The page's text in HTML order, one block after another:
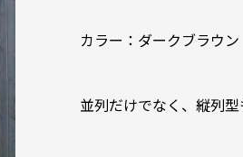
カラー：ダークブラウン
並列だけでなく、縦列